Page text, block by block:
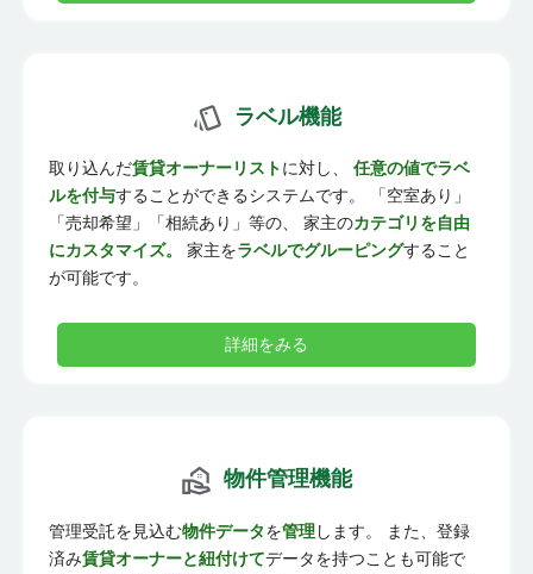
ラベル機能
取り込んだ賃貸オーナーリストに対し、 任意の値でラベ
ルを付与することができるシステムです。 「空室あり」
「売却希望」「相続あり」等の、 家主のカテゴリを自由
にカスタマイズ。
家主をラベルでグルーピングすること
が可能です。
詳細をみる
物件管理機能
管理受託を見込む物件データを管理します。 また、登録
済み賃貸オーナーと紐付けてデータを持つことも可能で